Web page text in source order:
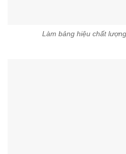
Làm bảng hiệu chất